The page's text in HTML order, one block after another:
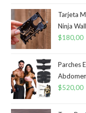
Tarjeta
Ninja
$180,00
Parches
$520,00